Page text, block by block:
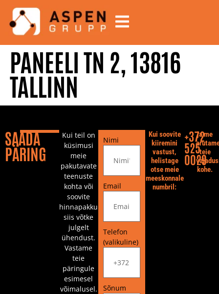
PANEELI TN 2, 13816
TALLINN
SAADA
PÄRING
Kui teil on
küsimusi
meie
pakutavate
teenuste
kohta või
soovite
hinnapakkumist
siis võtke
julgelt
ühendust.
Vastame
teie
päringule
esimesel
võimalusel.
Nimi
Email
Telefon
(valikuline)
Sõnum
Kui soovite
kiiremini
vastust,
helistage
otse meie
meeskonnale
numbril:
+372
525
0029
ja me
teie
kohe.